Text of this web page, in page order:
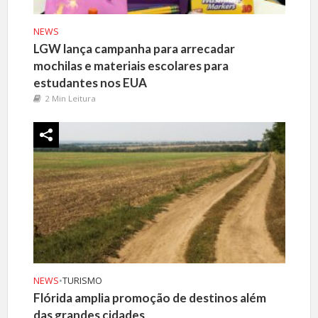
NEWS
LGW lança campanha para arrecadar
mochilas e materiais escolares para
estudantes nos EUA
2 Min Leitura
NEWS•TURISMO
Flórida amplia promoção de destinos além
das grandes cidades